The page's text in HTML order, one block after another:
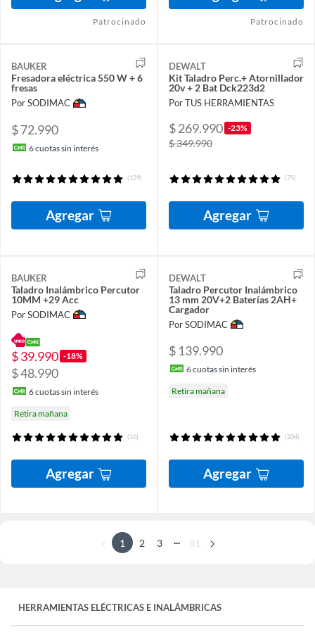
Patrocinado Patrocinado
BAUKER
Fresadora eléctrica 550 W + 6
fresas
Por SODIMAC
$ 72.990
6cuotas sin interés
(129)
Agregar
DEWALT
Kit Taladro Perc.+ Atornillador
20v + 2 Bat Dck223d2
Por TUS HERRAMIENTAS
$ 269.990 -23%
$ 349.990
(75)
Agregar
BAUKER
Taladro Inalámbrico Percutor
10MM +29 Acc
Por SODIMAC
$ 39.990 -18%
$ 48.990
6cuotas sin interés
Retira mañana
(16)
Agregar
DEWALT
Taladro Percutor Inalámbrico
13 mm 20V+2 Baterías 2AH+
Cargador
Por SODIMAC
$ 139.990
6cuotas sin interés
Retira mañana
(204)
Agregar
1 2 3 81
HERRAMIENTAS ELÉCTRICAS E INALÁMBRICAS